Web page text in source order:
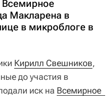
Всемирное
Макларена в
в микроблоге в
Кирилл Свешников,
до участия в
иск на Всемирное